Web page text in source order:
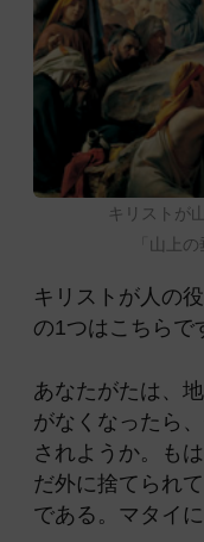
キリストが
「山上
キリストが人の
の1つはこちらで
あなたがたは、
がなくなったら
されようか。も
だ外に捨てられ
である。マタイ